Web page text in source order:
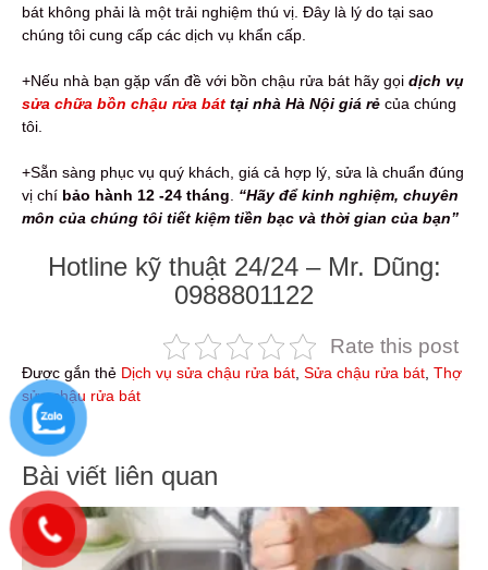
bát không phải là một trải nghiệm thú vị. Đây là lý do tại sao
chúng tôi cung cấp các dịch vụ khẩn cấp.
+Nếu nhà bạn gặp vấn đề với bồn chậu rửa bát hãy gọi dịch vụ
sửa chữa bồn chậu rửa bát tại nhà Hà Nội giá rẻ của chúng
tôi.
+Sẵn sàng phục vụ quý khách, giá cả hợp lý, sửa là chuẩn đúng
vị chí bảo hành 12 -24 tháng
“Hãy để kinh nghiệm, chuyên
môn của chúng tôi tiết kiệm tiền bạc và thời gian của bạn”
Hotline kỹ thuật 24/24 – Mr. Dũng:
0988801122
Rate this post
Được gắn thẻ Dịch vụ sửa chậu rửa bát Sửa chậu rửa bát Thợ
sửa chậu rửa bát
Bài viết liên quan
Điều
hướng
bài